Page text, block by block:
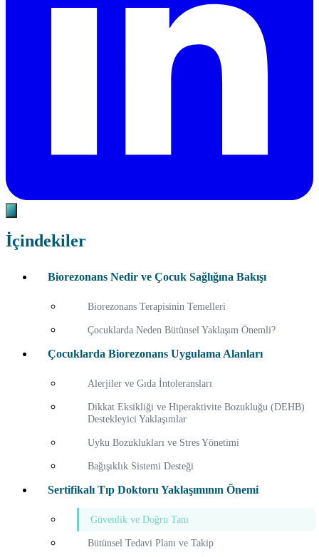
İçindekiler
Biorezonans Nedir ve Çocuk Sağlığına Bakışı
Biorezonans Terapisinin Temelleri
Çocuklarda Neden Bütünsel Yaklaşım Önemli?
Çocuklarda Biorezonans Uygulama Alanları
Alerjiler ve Gıda İntoleransları
Dikkat Eksikliği ve Hiperaktivite Bozukluğu (DEHB)
Destekleyici Yaklaşımlar
Uyku Bozuklukları ve Stres Yönetimi
Bağışıklık Sistemi Desteği
Sertifikalı Tıp Doktoru Yaklaşımının Önemi
Güvenlik ve Doğru Tanı
Bütünsel Tedavi Planı ve Takip